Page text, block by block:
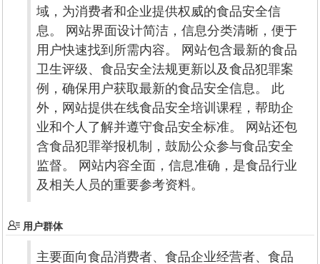
域，为消费者和企业提供权威的食品安全信
息。 网站界面设计简洁，信息分类清晰，便于
用户快速找到所需内容。 网站包含最新的食品
卫生评级、食品安全法规更新以及食品犯罪案
例，确保用户获取最新的食品安全信息。 此
外，网站提供在线食品安全培训课程，帮助企
业和个人了解并遵守食品安全标准。 网站还包
含食品犯罪举报机制，鼓励公众参与食品安全
监督。 网站内容全面，信息准确，是食品行业
及相关人员的重要参考资料。
用户群体
主要面向食品消费者、食品企业经营者、食品